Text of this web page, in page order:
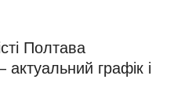
Полтава
графік і